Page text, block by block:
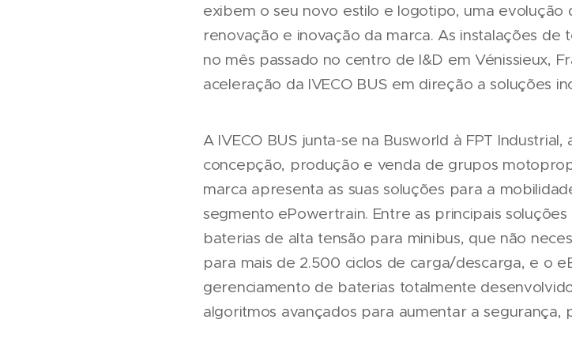
exibem o seu novo estilo e logotipo, uma
renovação e inovação da marca. As instalações de
no mês passado no centro de I&D em Vénissieux,
aceleração da IVECO BUS em direção a soluções
A IVECO BUS junta-se na Busworld à FPT
concepção, produção e venda de grupos
marca apresenta as suas soluções para a
segmento ePowertrain. Entre as principais
baterias de alta tensão para minibus, que não
para mais de 2.500 ciclos de carga/descarga, e o
gerenciamento de baterias totalmente
algoritmos avançados para aumentar a